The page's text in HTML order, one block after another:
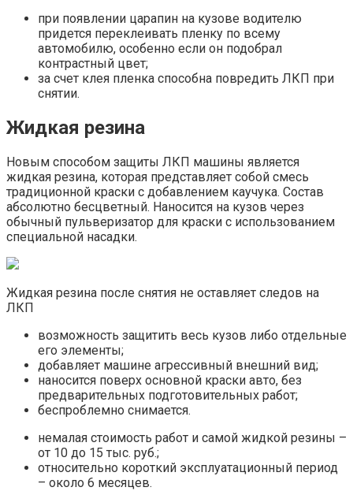
при появлении царапин на кузове водителю
придется переклеивать пленку по всему
автомобилю, особенно если он подобрал
контрастный цвет;
за счет клея пленка способна повредить ЛКП при
снятии.
Жидкая резина
Новым способом защиты ЛКП машины является
жидкая резина, которая представляет собой смесь
традиционной краски с добавлением каучука. Состав
абсолютно бесцветный. Наносится на кузов через
обычный пульверизатор для краски с использованием
специальной насадки.
Жидкая резина после снятия не оставляет следов на
ЛКП
возможность защитить весь кузов либо отдельные
его элементы;
добавляет машине агрессивный внешний вид;
наносится поверх основной краски авто, без
предварительных подготовительных работ;
беспроблемно снимается.
немалая стоимость работ и самой жидкой резины –
от 10 до 15 тыс. руб.;
относительно короткий эксплуатационный период
– около 6 месяцев.